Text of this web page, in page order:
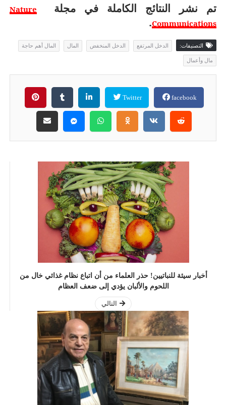
تم نشر النتائج الكاملة في مجلة
Nature
Communications
.
التصنيفات: الدخل المرتفع الدخل المنخفض المال المال أهم حاجة
مال وأعمال
facebook
Twitter
أخبار سيئة للنباتيين! حذر العلماء من أن اتباع نظام غذائي خال من
اللحوم والألبان يؤدي إلى ضعف العظام
التالي